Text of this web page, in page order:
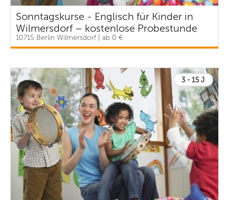
Sonntagskurse - Englisch für Kinder in
Wilmersdorf – kostenlose Probestunde
10715 Berlin Wilmersdorf | ab 0 €
3 - 15 J